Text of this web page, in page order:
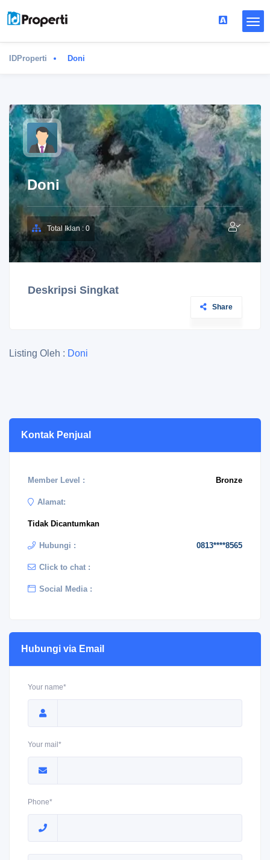
IDProperti Doni
Doni
Total Iklan : 0
Deskripsi Singkat
Share
Listing Oleh : Doni
Kontak Penjual
Member Level : Bronze
Alamat:
Tidak Dicantumkan
Hubungi : 0813****8565
Click to chat :
Social Media :
Hubungi via Email
Your name*
Your mail*
Phone*